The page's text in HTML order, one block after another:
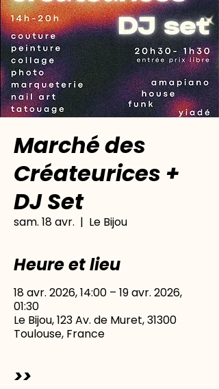
Marché des
Créateurices +
DJ Set
sam. 18 avr.
  |
Le Bijou
Heure et lieu
18 avr. 2026, 14:00 – 19 avr. 2026,
01:30
Le Bijou, 123 Av. de Muret, 31300
Toulouse, France
>>